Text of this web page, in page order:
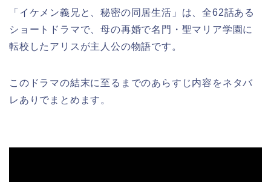
「イケメン義兄と、秘密の同居生活」は、全62話ある
ショートドラマで、母の再婚で名門・聖マリア学園に
転校したアリスが主人公の物語です。
このドラマの結末に至るまでのあらすじ内容をネタバ
レありでまとめます。